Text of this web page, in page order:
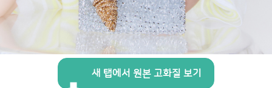
새 탭에서 원본 고화질 보기